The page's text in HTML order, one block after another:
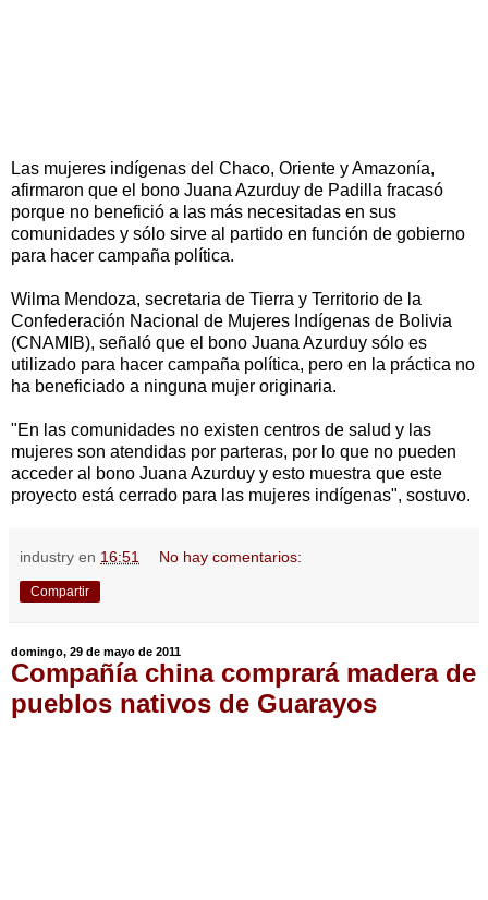
Las mujeres indígenas del Chaco, Oriente y Amazonía,
afirmaron que el bono Juana Azurduy de Padilla fracasó
porque no benefició a las más necesitadas en sus
comunidades y sólo sirve al partido en función de gobierno
para hacer campaña política.
Wilma Mendoza, secretaria de Tierra y Territorio de la
Confederación Nacional de Mujeres Indígenas de Bolivia
(CNAMIB), señaló que el bono Juana Azurduy sólo es
utilizado para hacer campaña política, pero en la práctica no
ha beneficiado a ninguna mujer originaria.
"En las comunidades no existen centros de salud y las
mujeres son atendidas por parteras, por lo que no pueden
acceder al bono Juana Azurduy y esto muestra que este
proyecto está cerrado para las mujeres indígenas", sostuvo.
industry en 16:51 No hay comentarios:
Compartir
domingo, 29 de mayo de 2011
Compañía china comprará madera de
pueblos nativos de Guarayos